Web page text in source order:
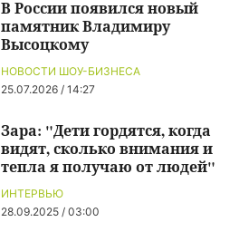
НОВОСТИ ШОУ-БИЗНЕСА
25.07.2026 / 14:27
В России появился новый
памятник Владимиру
Высоцкому
ИНТЕРВЬЮ
28.09.2025 / 03:00
Зара: "Дети гордятся, когда
видят, сколько внимания и
тепла я получаю от людей"